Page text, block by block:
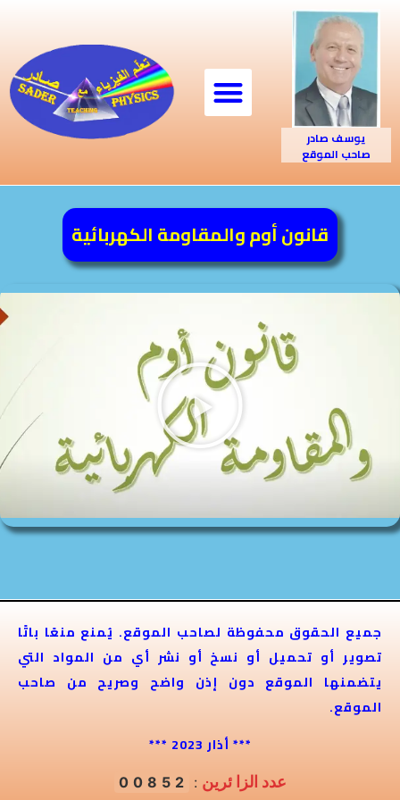
يوسف صادر
صاحب الموقع
قانون أوم والمقاومة الكهربائية
جميع الحقوق محفوظة لصاحب الموقع. يُمنع منعًا باتًا
تصوير أو تحميل أو نسخ أو نشر أي من المواد التي
يتضمنها الموقع دون إذن واضح وصريح من صاحب
الموقع.
*** أذار 2023 ***
عدد الزا ئرين :
00852